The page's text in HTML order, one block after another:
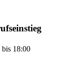
bis 18:00